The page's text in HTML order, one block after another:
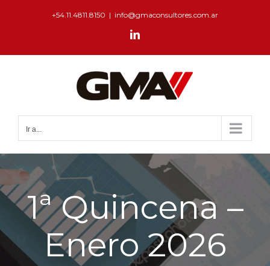
+54.11.4811.8150 | info@gmaconsultores.com.ar
Ir a...
1ª Quincena –
Enero 2026